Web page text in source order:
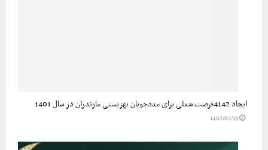
ایجاد 4142فرصت شغلی برای مددجویان بهزیستی مازندران در سال 1401
1402/02/13